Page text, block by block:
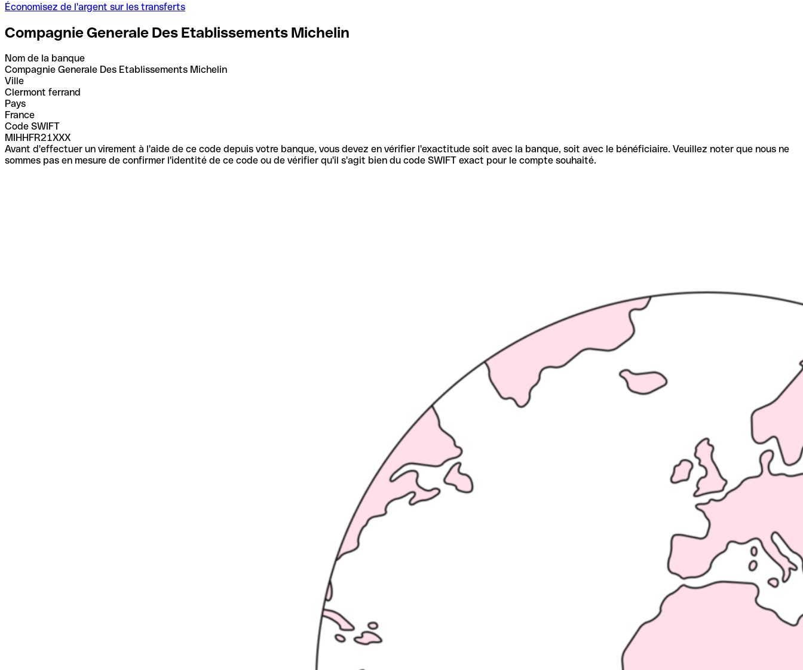
Économisez de l'argent sur les transferts
Compagnie Generale Des Etablissements Michelin
Nom de la banque
Compagnie Generale Des Etablissements Michelin
Ville
Clermont ferrand
Pays
France
Code SWIFT
MIHHFR21XXX
Avant d'effectuer un virement à l'aide de ce code depuis votre banque, vous devez en vérifier l'exactitude soit avec la banque, soit avec le bénéficiaire. Veuillez noter que nous ne
sommes pas en mesure de confirmer l'identité de ce code ou de vérifier qu'il s'agit bien du code SWIFT exact pour le compte souhaité.